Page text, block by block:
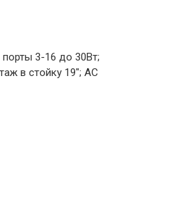
3-16 до 30Вт;
в стойку 19"; АC